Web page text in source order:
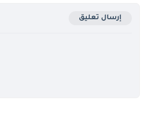
إرسال تعليق